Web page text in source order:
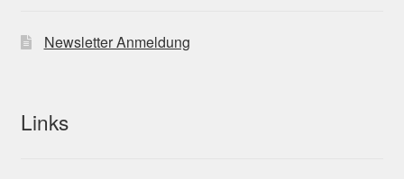
Newsletter Anmeldung
Links